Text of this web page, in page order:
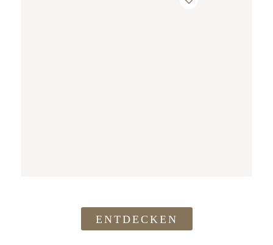
ENTDECKEN